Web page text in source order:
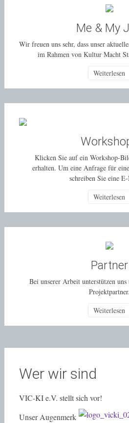
Me & My
Wir freuen uns sehr, dass unser
im Rahmen von Kultur Macht
Weiterlesen
Klicken Sie auf ein Workshop-
erhalten. Um eine Anfrage für
schreiben Sie eine
Weiterlesen
Partner
Bei unserer Arbeit unterstützen
Projektpartner.
Weiterlesen
Wer wir sind
VIC-KI e.V. stellt sich vor!
Unser Augenmerk